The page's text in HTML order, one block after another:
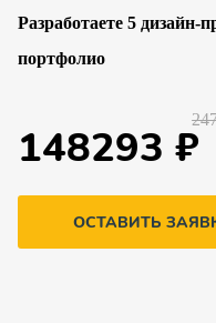
Разработаете 5 дизайн-
портфолио
148293 ₽
ОСТАВИТЬ